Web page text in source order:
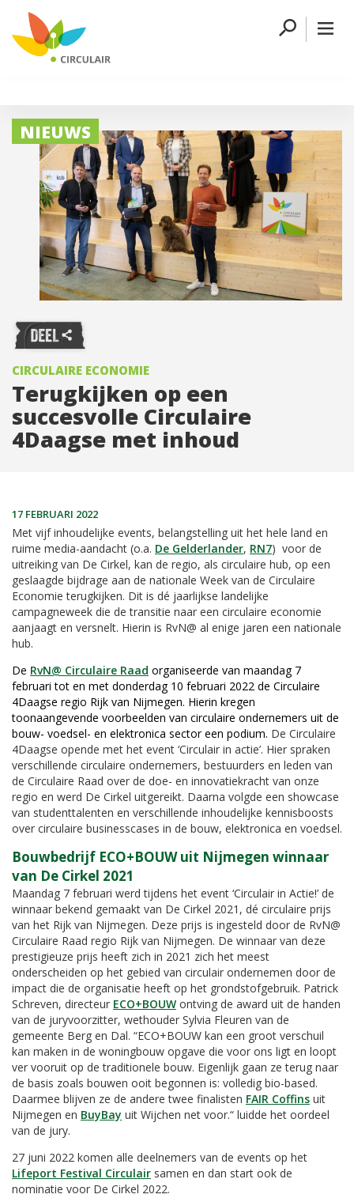
NIEUWS
CIRCULAIRE ECONOMIE
Terugkijken op een
succesvolle Circulaire
4Daagse met inhoud
17 FEBRUARI 2022
Met vijf inhoudelijke events, belangstelling uit het hele land en
ruime media-aandacht (o.a. De Gelderlander, RN7) voor de
uitreiking van De Cirkel, kan de regio, als circulaire hub, op een
geslaagde bijdrage aan de nationale Week van de Circulaire
Economie terugkijken. Dit is dé jaarlijkse landelijke
campagneweek die de transitie naar een circulaire economie
aanjaagt en versnelt. Hierin is RvN@ al enige jaren een nationale
hub.
De RvN@ Circulaire Raad organiseerde van maandag 7
februari tot en met donderdag 10 februari 2022 de Circulaire
4Daagse regio Rijk van Nijmegen. Hierin kregen
toonaangevende voorbeelden van circulaire ondernemers uit de
bouw- voedsel- en elektronica sector een podium. De Circulaire
4Daagse opende met het event ‘Circulair in actie’. Hier spraken
verschillende circulaire ondernemers, bestuurders en leden van
de Circulaire Raad over de doe- en innovatiekracht van onze
regio en werd De Cirkel uitgereikt. Daarna volgde een showcase
van studenttalenten en verschillende inhoudelijke kennisboosts
over circulaire businesscases in de bouw, elektronica en voedsel.
Bouwbedrijf ECO+BOUW uit Nijmegen winnaar
van De Cirkel 2021
Maandag 7 februari werd tijdens het event ‘Circulair in Actie!’ de
winnaar bekend gemaakt van De Cirkel 2021, dé circulaire prijs
van het Rijk van Nijmegen. Deze prijs is ingesteld door de RvN@
Circulaire Raad regio Rijk van Nijmegen. De winnaar van deze
prestigieuze prijs heeft zich in 2021 zich het meest
onderscheiden op het gebied van circulair ondernemen door de
impact die de organisatie heeft op het grondstofgebruik. Patrick
Schreven, directeur ECO+BOUW ontving de award uit de handen
van de juryvoorzitter, wethouder Sylvia Fleuren van de
gemeente Berg en Dal. “ECO+BOUW kan een groot verschuil
kan maken in de woningbouw opgave die voor ons ligt en loopt
ver vooruit op de traditionele bouw. Eigenlijk gaan ze terug naar
de basis zoals bouwen ooit begonnen is: volledig bio-based.
Daarmee blijven ze de andere twee finalisten FAIR Coffins uit
Nijmegen en BuyBay uit Wijchen net voor.“ luidde het oordeel
van de jury.
27 juni 2022 komen alle deelnemers van de events op het
Lifeport Festival Circulair samen en dan start ook de
nominatie voor De Cirkel 2022.